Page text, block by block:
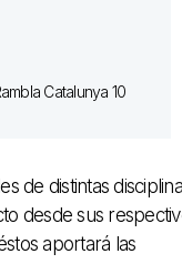
Catalunya 10
de distintas
desde sus
aportará las